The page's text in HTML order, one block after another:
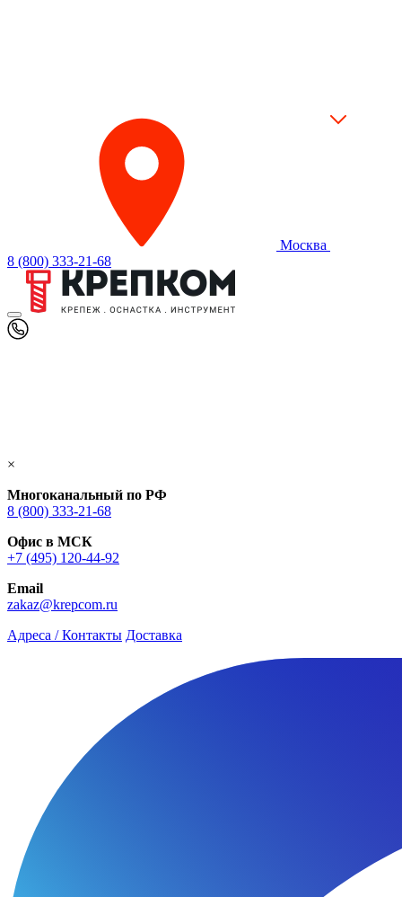
Москва
8 (800) 333-21-68
×
Многоканальный по РФ
8 (800) 333‑21-68
Офис в МСК
+7 (495) 120-44-92
Email
zakaz@krepcom.ru
Адреса / Контакты Доставка